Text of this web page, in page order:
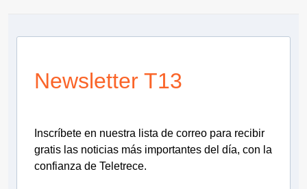
Newsletter T13
Inscríbete en nuestra lista de correo para recibir
gratis las noticias más importantes del día, con la
confianza de Teletrece.